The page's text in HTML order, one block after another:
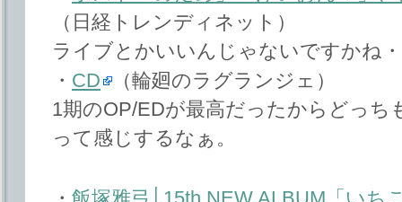
（日経トレンディネット）
ライブとかいいんじゃないですかね
・ CD
（輪廻のラグランジェ）
1期のOP/EDが最高だったからどっ
って感じするなぁ。